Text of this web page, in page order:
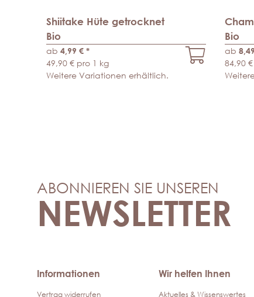
Shiitake Hüte getrocknet
Bio
ab 4,99 € *
49,90 € pro 1 kg
Weitere Variationen erhältlich.
Bio
ab
84,90
ABONNIEREN SIE UNSEREN
NEWSLETTER
Informationen
Vertrag widerrufen
Wir helfen Ihnen
Aktuelles & Wissenswertes